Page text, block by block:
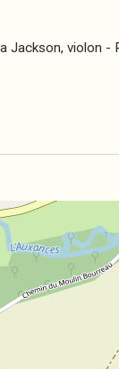
Jackson, violon